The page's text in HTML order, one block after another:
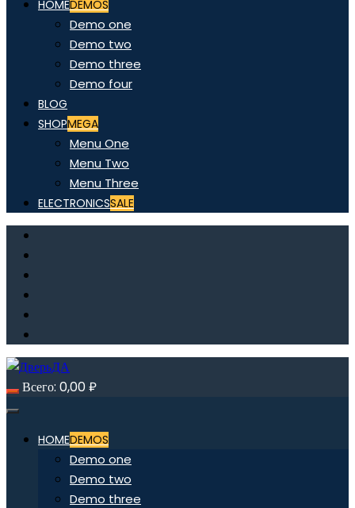
HOMEDEMOS
Demo one
Demo two
Demo three
Demo four
BLOG
SHOPMEGA
Menu One
Menu Two
Menu Three
ELECTRONICSSALE
Всего: 0,00₽
HOMEDEMOS
Demo one
Demo two
Demo three